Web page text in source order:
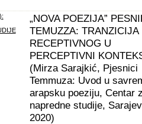
„NOVA POEZIJA”
TEMUZZA: TRANZICIJA
RECEPTIVNOG U
PERCEPTIVNI
(Mirza Sarajkić, Pjesnici
Temmuza: Uvod u
arapsku poeziju, Centar
napredne studije,
2020)